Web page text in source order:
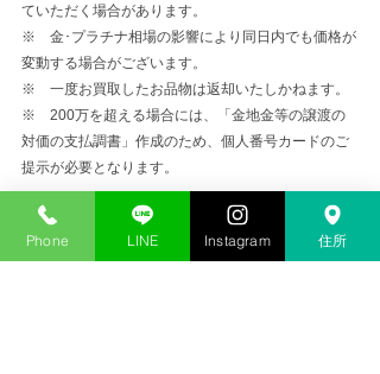
ていただく場合があります。
※　金･プラチナ相場の影響により同日内でも価格が
変動する場合がございます。
※　一度お買取したお品物は返却いたしかねます。
※　200万を超える場合には、「金地金等の譲渡の
対価の支払調書」作成のため、個人番号カードのご
提示が必要となります。
金プラチナ高価買取
Phone LINE Instagram 住所